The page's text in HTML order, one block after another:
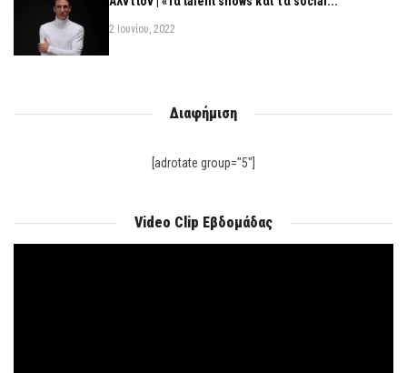
2 Ιουνίου, 2022
Διαφήμιση
[adrotate group="5"]
Video Clip Εβδομάδας